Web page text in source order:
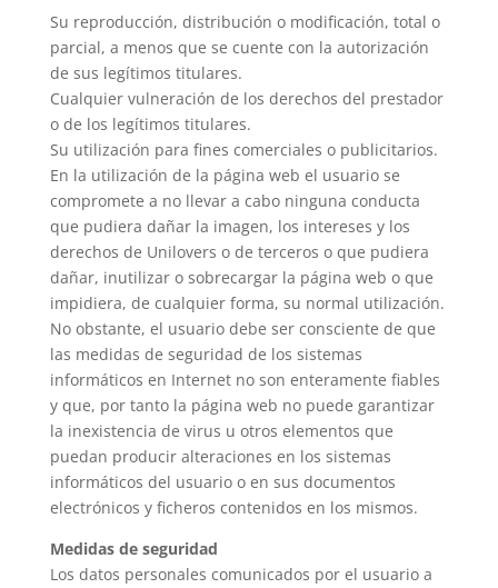
Su reproducción, distribución o modificación, total o
parcial, a menos que se cuente con la autorización
de sus legítimos titulares.
Cualquier vulneración de los derechos del prestador
o de los legítimos titulares.
Su utilización para fines comerciales o publicitarios.
En la utilización de la página web el usuario se
compromete a no llevar a cabo ninguna conducta
que pudiera dañar la imagen, los intereses y los
derechos de Unilovers o de terceros o que pudiera
dañar, inutilizar o sobrecargar la página web o que
impidiera, de cualquier forma, su normal utilización.
No obstante, el usuario debe ser consciente de que
las medidas de seguridad de los sistemas
informáticos en Internet no son enteramente fiables
y que, por tanto la página web no puede garantizar
la inexistencia de virus u otros elementos que
puedan producir alteraciones en los sistemas
informáticos del usuario o en sus documentos
electrónicos y ficheros contenidos en los mismos.
Medidas de seguridad
Los datos personales comunicados por el usuario a